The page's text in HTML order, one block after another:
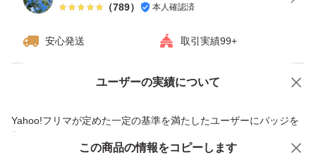
（789） 本人確認済
安心発送 取引実績99+
ユーザーの実績について
Yahoo!フリマが定めた一定の基準を満たしたユーザーにバッジを
付与しています
価格の相談 商品への質問
この商品の情報をコピーします
この商品をみている人にオススメ